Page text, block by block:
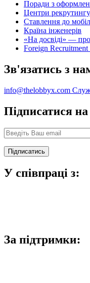
Поради з
Центри рекрутингу
Ставлення до
Країна інженерів
«На досвіді» —
Foreign Recruitment
Зв'язатись з
info@thelobbyx.com
Підписатися
У співпраці з:
За підтримки: